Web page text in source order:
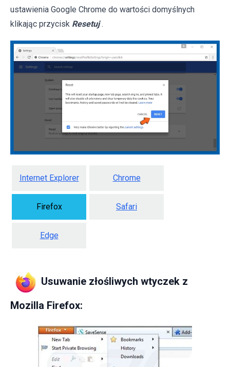
ustawienia Google Chrome do wartości domyślnych
klikając przycisk Resetuj .
Internet Explorer Chrome
Firefox Safari
Edge
Usuwanie złośliwych wtyczek z
Mozilla Firefox: